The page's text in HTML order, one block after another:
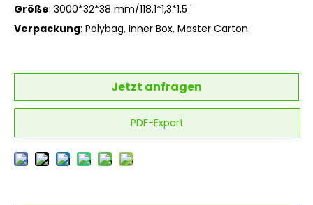
Größe: 3000*32*38 mm/118.1*1,3*1,5 '
Verpackung: Polybag, Inner Box, Master Carton
Jetzt anfragen
PDF-Export